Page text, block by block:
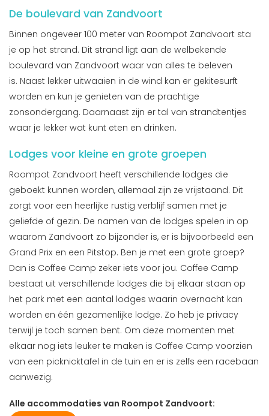
De boulevard van Zandvoort
Binnen ongeveer 100 meter van Roompot Zandvoort sta
je op het strand. Dit strand ligt aan de welbekende
boulevard van Zandvoort waar van alles te beleven
is. Naast lekker uitwaaien in de wind kan er gekitesurft
worden en kun je genieten van de prachtige
zonsondergang. Daarnaast zijn er tal van strandtentjes
waar je lekker wat kunt eten en drinken.
Lodges voor kleine en grote groepen
Roompot Zandvoort heeft verschillende lodges die
geboekt kunnen worden, allemaal zijn ze vrijstaand. Dit
zorgt voor een heerlijke rustig verblijf samen met je
geliefde of gezin. De namen van de lodges spelen in op
waarom Zandvoort zo bijzonder is, er is bijvoorbeeld een
Grand Prix en een Pitstop. Ben je met een grote groep?
Dan is Coffee Camp zeker iets voor jou. Coffee Camp
bestaat uit verschillende lodges die bij elkaar staan op
het park met een aantal lodges waarin overnacht kan
worden en één gezamenlijke lodge. Zo heb je privacy
terwijl je toch samen bent. Om deze momenten met
elkaar nog iets leuker te maken is Coffee Camp voorzien
van een picknicktafel in de tuin en er is zelfs een racebaan
aanwezig.
Alle accommodaties van Roompot Zandvoort: